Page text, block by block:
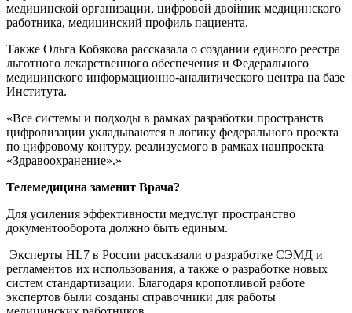
медицинской организации, цифровой двойник медицинского
работника, медицинский профиль пациента.
Также Ольга Кобякова рассказала о создании единого реестра
льготного лекарственного обеспечения и Федерального
медицинского информационно-аналитического центра на базе
Института.
«Все системы и подходы в рамках разработки пространств
цифровизации укладываются в логику федерального проекта
по цифровому контуру, реализуемого в рамках нацпроекта
«Здравоохранение».»
Телемедицина заменит Врача?
Для усиления эффективности медуслуг пространство
документооборота должно быть единым.
Эксперты HL7 в России рассказали о разработке СЭМД и
регламентов их использования, а также о разработке новых
систем стандартизации. Благодаря кропотливой работе
экспертов были созданы справочники для работы